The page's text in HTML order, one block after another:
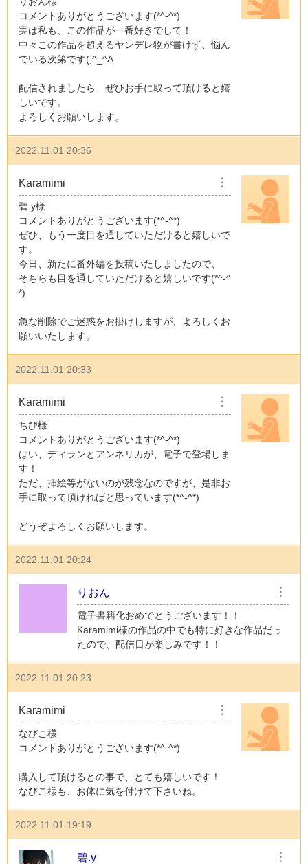
コメントありがとうございます(*^-^*)
実は私も、この作品が一番好きでして！
中々この作品を超えるヤンデレ物が書けず、悩ん
でいる次第です(;^_^A
配信されましたら、ぜひお手に取って頂けると嬉
しいです。
よろしくお願いします。
2022.11.01 20:36
Karamimi ︙
碧.y様
コメントありがとうございます(*^-^*)
ぜひ、もう一度目を通していただけると嬉しいで
す。
今日、新たに番外編を投稿いたしましたので、
そちらも目を通していただけると嬉しいです(*^-^
*)
急な削除でご迷惑をお掛けしますが、よろしくお
願いいたします。
2022.11.01 20:33
Karamimi ︙
ちび様
コメントありがとうございます(*^-^*)
はい、ディランとアンネリカが、電子で登場しま
す！
ただ、挿絵等がないのが残念なのですが、是非お
手に取って頂ければと思っています(*^-^*)
どうぞよろしくお願いします。
2022.11.01 20:24
りおん ︙
電子書籍化おめでとうございます！！
Karamimi様の作品の中でも特に好きな作品だっ
たので、配信日が楽しみです！！
2022.11.01 20:23
Karamimi ︙
なびこ様
コメントありがとうございます(*^-^*)
購入して頂けるとの事で、とても嬉しいです！
なびこ様も、お体に気を付けて下さいね。
2022.11.01 19:19
碧.y ︙